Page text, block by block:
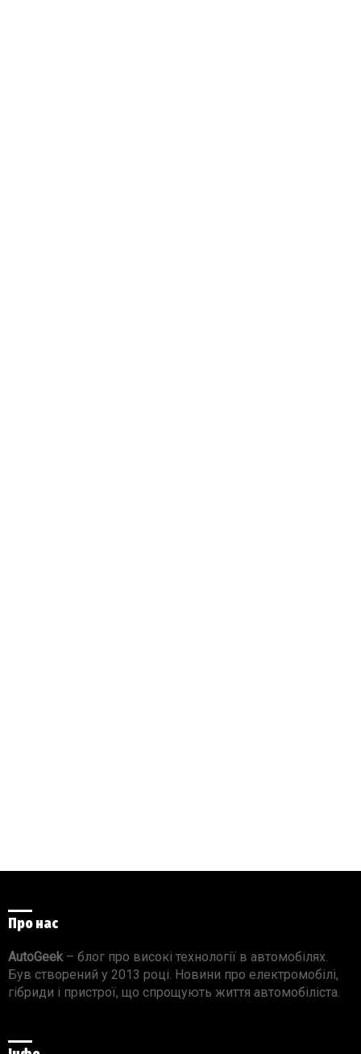
Про нас
AutoGeek– блог про високі технології в автомобілях.
Був створений у 2013 році. Новини про електромобілі,
гібриди і пристрої, що спрощують життя автомобіліста.